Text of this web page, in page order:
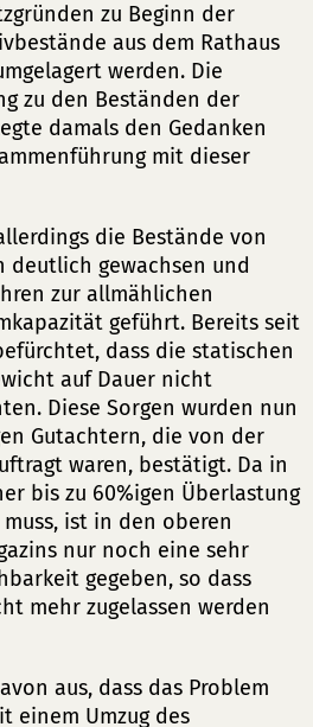
zu Beginn der
aus dem Rathaus
werden. Die
zu den Beständen der
damals den Gedanken
mit dieser
die Bestände von
deutlich gewachsen und
zur allmählichen
geführt. Bereits seit
dass die statischen
auf Dauer nicht
Diese Sorgen wurden nun
Gutachtern, die von der
waren, bestätigt. Da in
bis zu 60%igen Überlastung
ist in den oberen
nur noch eine sehr
gegeben, so dass
mehr zugelassen werden
aus, dass das Problem
einem Umzug des